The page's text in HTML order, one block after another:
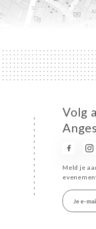
Volg
Meld je